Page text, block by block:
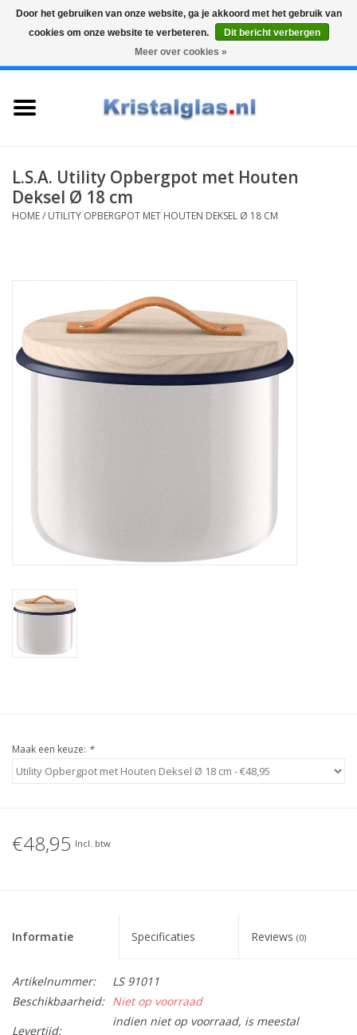
Graveren
Karaffen
Glas graveren
Koffie & Thee
L.S.A. Utility Opbergpot met Houten
Deksel Ø 18 cm
HOME/ UTILITY OPBERGPOT MET HOUTEN DEKSEL Ø 18 CM
Maak een keuze: *
€48,95 Incl. btw
Informatie Specificaties Reviews (0)
Artikelnummer:
LS 91011
Beschikbaarheid: Niet op voorraad
Levertijd:
indien niet op voorraad, is meestal
Door het gebruiken van onze website, ga je akkoord met het gebruik van
cookies om onze website te verbeteren.
Dit bericht verbergen
Meer over cookies »